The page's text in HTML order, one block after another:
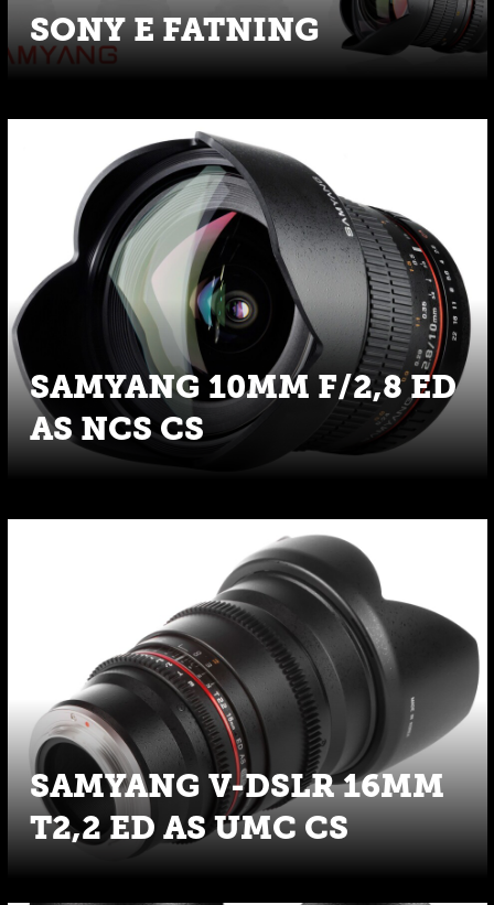
SONY E FATNING
SAMYANG 10MM F/2,8 ED
AS NCS CS
SAMYANG V-DSLR 16MM
T2,2 ED AS UMC CS